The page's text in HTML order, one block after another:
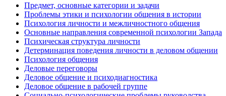
Предмет, основные категории и задачи
Проблемы этики и психологии общения в истории
Психология личности и межличностного общения
Основные направления современной психологии Запада
Психическая структура личности
Детерминация поведения личности в деловом общении
Психология общения
Деловые переговоры
Деловое общение и психодиагностика
Деловое общение в рабочей группе